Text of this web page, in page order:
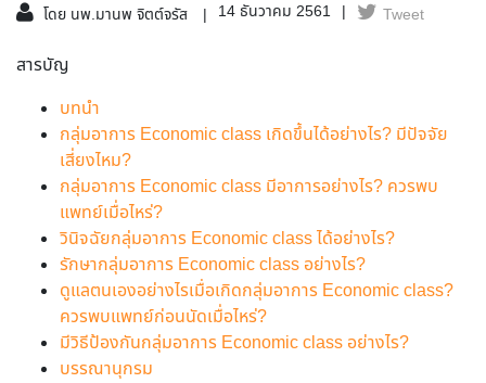
โดย นพ.มานพ จิตต์จรัส 14 ธันวาคม 2561 Tweet
สารบัญ
บทนำ
กลุ่มอาการ Economic class เกิดขึ้นได้อย่างไร? มีปัจจัย
เสี่ยงไหม?
กลุ่มอาการ Economic class มีอาการอย่างไร? ควรพบ
แพทย์เมื่อไหร่?
วินิจฉัยกลุ่มอาการ Economic class ได้อย่างไร?
รักษากลุ่มอาการ Economic class อย่างไร?
ดูแลตนเองอย่างไรเมื่อเกิดกลุ่มอาการ Economic class?
ควรพบแพทย์ก่อนนัดเมื่อไหร่?
มีวิธีป้องกันกลุ่มอาการ Economic class อย่างไร?
บรรณานุกรม